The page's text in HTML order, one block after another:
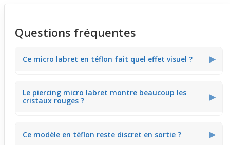
Questions fréquentes
Ce micro labret en téflon fait quel effet visuel ? ▶
rouges qui apportent une touche discrète mais visible.
Cette finesse permet au piercing d’attirer le regard sans
Le piercing micro labret montre beaucoup les
cristaux rouges ?
▶
perceptible surtout de près. Cela donne un rendu élégant
Ce modèle en téflon reste discret en sortie ? ▶